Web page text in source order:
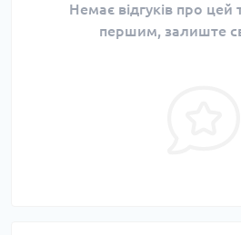
Немає відгуків про цей
першим, залиште